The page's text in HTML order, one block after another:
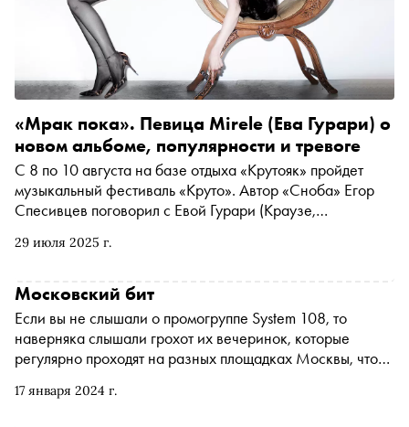
29 июля 2025 г.
«Мрак пока». Певица Mirele (Ева Гурари) о
новом альбоме, популярности и тревоге
С 8 по 10 августа на базе отдыха «Крутояк» пройдет
музыкальный фестиваль «Круто». Автор «Сноба» Егор
Спесивцев поговорил с Евой Гурари (Краузе,
выступит там с новым материалом, о фитах с ЛСП,
тревожным расстройством и кризисе «больших
артистов»
17 января 2024 г.
Московский бит
Если вы не слышали о промогруппе System 108, то
наверняка слышали грохот их вечеринок, которые
регулярно проходят на разных площадках Москвы, что
номере журнала выяснил, как продюсеру Евгению